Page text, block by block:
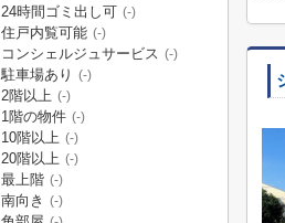
24時間ゴミ出し可 (-)
住戸内覧可能 (-)
コンシェルジュサービス (-)
駐車場あり (-)
2階以上 (-)
1階の物件 (-)
10階以上 (-)
20階以上 (-)
最上階 (-)
南向き (-)